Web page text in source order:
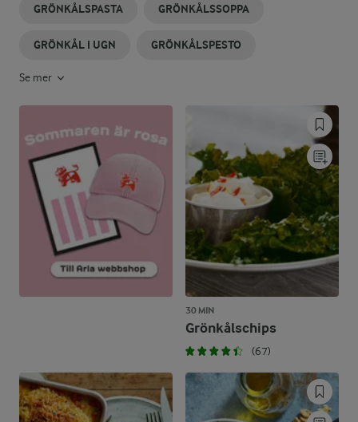
GRÖNKÅLSPASTA GRÖNKÅLSSOPPA
GRÖNKÅL I UGN GRÖNKÅLSPESTO
Se mer
30 MIN
Grönkålschips
(67)